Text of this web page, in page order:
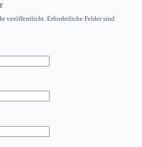
veröffentlicht. Erforderliche Felder sind